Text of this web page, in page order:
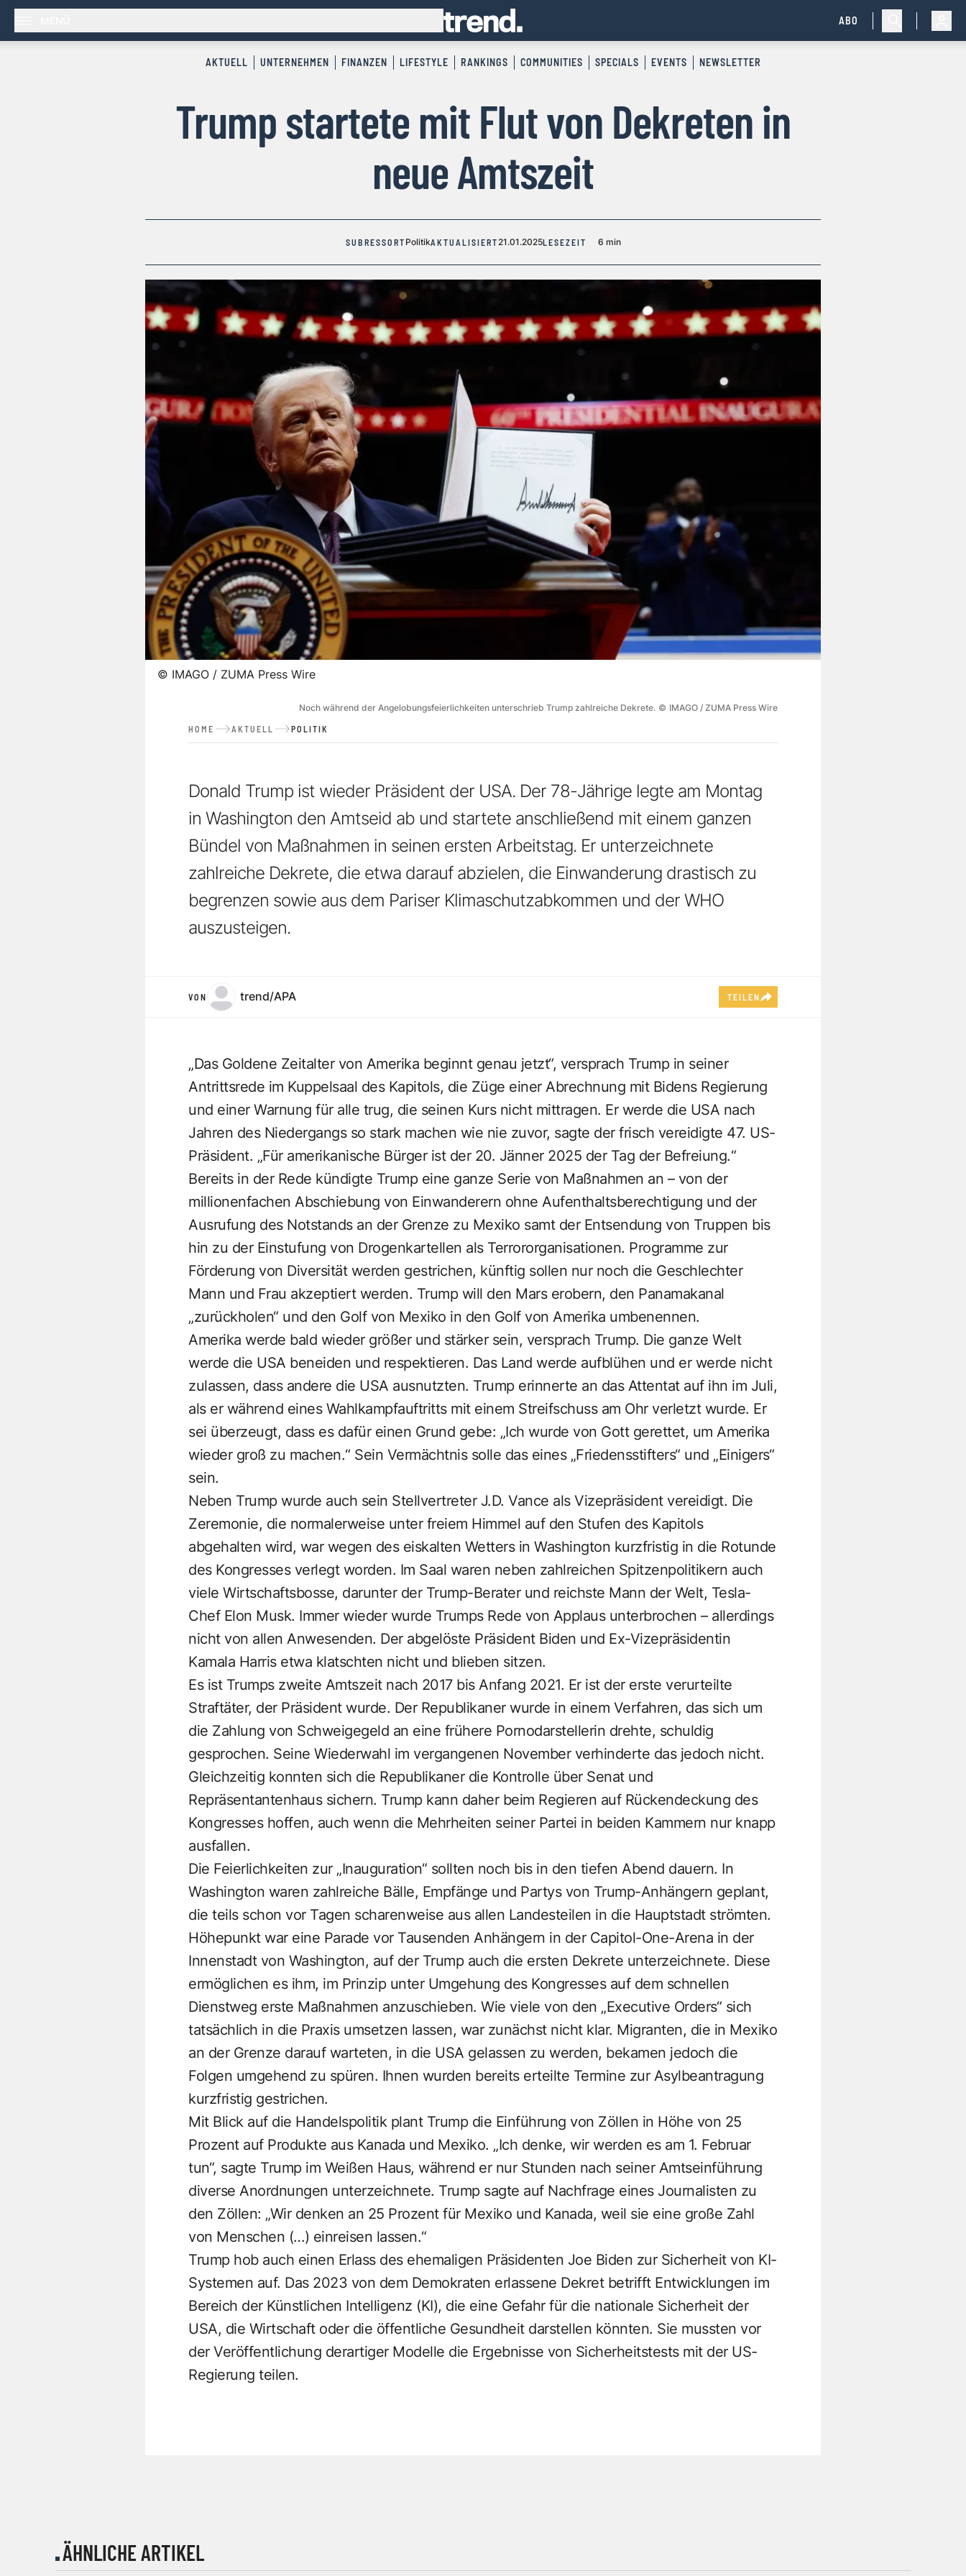
ABO
AKTUELL UNTERNEHMEN FINANZEN LIFESTYLE RANKINGS COMMUNITIES SPECIALS EVENTS NEWSLETTER
Trump startete mit Flut von Dekreten in
neue Amtszeit
SUBRESSORT PolitikAKTUALISIERT21.01.2025LESEZEIT 6 min
© IMAGO / ZUMA Press Wire
Noch während der Angelobungsfeierlichkeiten unterschrieb Trump zahlreiche Dekrete. © IMAGO / ZUMA Press Wire
HOME AKTUELL POLITIK
Donald Trump ist wieder Präsident der USA. Der 78-Jährige legte am Montag
in Washington den Amtseid ab und startete anschließend mit einem ganzen
Bündel von Maßnahmen in seinen ersten Arbeitstag. Er unterzeichnete
zahlreiche Dekrete, die etwa darauf abzielen, die Einwanderung drastisch zu
begrenzen sowie aus dem Pariser Klimaschutzabkommen und der WHO
auszusteigen.
VON trend/APA TEILEN
„Das Goldene Zeitalter von Amerika beginnt genau jetzt“, versprach Trump in seiner
Antrittsrede im Kuppelsaal des Kapitols, die Züge einer Abrechnung mit Bidens Regierung
und einer Warnung für alle trug, die seinen Kurs nicht mittragen. Er werde die USA nach
Jahren des Niedergangs so stark machen wie nie zuvor, sagte der frisch vereidigte 47. US-
Präsident. „Für amerikanische Bürger ist der 20. Jänner 2025 der Tag der Befreiung.“
Bereits in der Rede kündigte Trump eine ganze Serie von Maßnahmen an – von der
millionenfachen Abschiebung von Einwanderern ohne Aufenthaltsberechtigung und der
Ausrufung des Notstands an der Grenze zu Mexiko samt der Entsendung von Truppen bis
hin zu der Einstufung von Drogenkartellen als Terrororganisationen. Programme zur
Förderung von Diversität werden gestrichen, künftig sollen nur noch die Geschlechter
Mann und Frau akzeptiert werden. Trump will den Mars erobern, den Panamakanal
„zurückholen“ und den Golf von Mexiko in den Golf von Amerika umbenennen.
Amerika werde bald wieder größer und stärker sein, versprach Trump. Die ganze Welt
werde die USA beneiden und respektieren. Das Land werde aufblühen und er werde nicht
zulassen, dass andere die USA ausnutzten. Trump erinnerte an das Attentat auf ihn im Juli,
als er während eines Wahlkampfauftritts mit einem Streifschuss am Ohr verletzt wurde. Er
sei überzeugt, dass es dafür einen Grund gebe: „Ich wurde von Gott gerettet, um Amerika
wieder groß zu machen.“ Sein Vermächtnis solle das eines „Friedensstifters“ und „Einigers“
sein.
Neben Trump wurde auch sein Stellvertreter J.D. Vance als Vizepräsident vereidigt. Die
Zeremonie, die normalerweise unter freiem Himmel auf den Stufen des Kapitols
abgehalten wird, war wegen des eiskalten Wetters in Washington kurzfristig in die Rotunde
des Kongresses verlegt worden. Im Saal waren neben zahlreichen Spitzenpolitikern auch
viele Wirtschaftsbosse, darunter der Trump-Berater und reichste Mann der Welt, Tesla-
Chef Elon Musk. Immer wieder wurde Trumps Rede von Applaus unterbrochen – allerdings
nicht von allen Anwesenden. Der abgelöste Präsident Biden und Ex-Vizepräsidentin
Kamala Harris etwa klatschten nicht und blieben sitzen.
Es ist Trumps zweite Amtszeit nach 2017 bis Anfang 2021. Er ist der erste verurteilte
Straftäter, der Präsident wurde. Der Republikaner wurde in einem Verfahren, das sich um
die Zahlung von Schweigegeld an eine frühere Pornodarstellerin drehte, schuldig
gesprochen. Seine Wiederwahl im vergangenen November verhinderte das jedoch nicht.
Gleichzeitig konnten sich die Republikaner die Kontrolle über Senat und
Repräsentantenhaus sichern. Trump kann daher beim Regieren auf Rückendeckung des
Kongresses hoffen, auch wenn die Mehrheiten seiner Partei in beiden Kammern nur knapp
ausfallen.
Die Feierlichkeiten zur „Inauguration“ sollten noch bis in den tiefen Abend dauern. In
Washington waren zahlreiche Bälle, Empfänge und Partys von Trump-Anhängern geplant,
die teils schon vor Tagen scharenweise aus allen Landesteilen in die Hauptstadt strömten.
Höhepunkt war eine Parade vor Tausenden Anhängern in der Capitol-One-Arena in der
Innenstadt von Washington, auf der Trump auch die ersten Dekrete unterzeichnete. Diese
ermöglichen es ihm, im Prinzip unter Umgehung des Kongresses auf dem schnellen
Dienstweg erste Maßnahmen anzuschieben. Wie viele von den „Executive Orders“ sich
tatsächlich in die Praxis umsetzen lassen, war zunächst nicht klar. Migranten, die in Mexiko
an der Grenze darauf warteten, in die USA gelassen zu werden, bekamen jedoch die
Folgen umgehend zu spüren. Ihnen wurden bereits erteilte Termine zur Asylbeantragung
kurzfristig gestrichen.
Mit Blick auf die Handelspolitik plant Trump die Einführung von Zöllen in Höhe von 25
Prozent auf Produkte aus Kanada und Mexiko. „Ich denke, wir werden es am 1. Februar
tun“, sagte Trump im Weißen Haus, während er nur Stunden nach seiner Amtseinführung
diverse Anordnungen unterzeichnete. Trump sagte auf Nachfrage eines Journalisten zu
den Zöllen: „Wir denken an 25 Prozent für Mexiko und Kanada, weil sie eine große Zahl
von Menschen (…) einreisen lassen.“
Trump hob auch einen Erlass des ehemaligen Präsidenten Joe Biden zur Sicherheit von KI-
Systemen auf. Das 2023 von dem Demokraten erlassene Dekret betrifft Entwicklungen im
Bereich der Künstlichen Intelligenz (KI), die eine Gefahr für die nationale Sicherheit der
USA, die Wirtschaft oder die öffentliche Gesundheit darstellen könnten. Sie mussten vor
der Veröffentlichung derartiger Modelle die Ergebnisse von Sicherheitstests mit der US-
Regierung teilen.
ÄHNLICHE ARTIKEL